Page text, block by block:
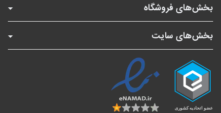
بخش‌های فروشگاه
بخش‌های سایت